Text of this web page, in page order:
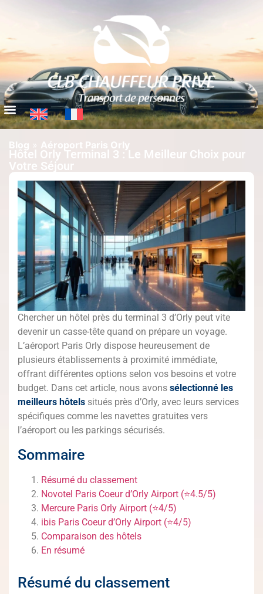
Blog » Aéroport Paris Orly
Hôtel Orly Terminal 3 : Le Meilleur Choix pour
Votre Séjour
Chercher un hôtel près du terminal 3 d’Orly peut vite
devenir un casse-tête quand on prépare un voyage.
L’aéroport Paris Orly dispose heureusement de
plusieurs établissements à proximité immédiate,
offrant différentes options selon vos besoins et votre
budget. Dans cet article, nous avons sélectionné les
meilleurs hôtels situés près d’Orly, avec leurs services
spécifiques comme les navettes gratuites vers
l’aéroport ou les parkings sécurisés.
Sommaire
Résumé du classement
Novotel Paris Coeur d’Orly Airport (⭐4.5/5)
Mercure Paris Orly Airport (⭐4/5)
ibis Paris Coeur d’Orly Airport (⭐4/5)
Comparaison des hôtels
En résumé
Résumé du classement